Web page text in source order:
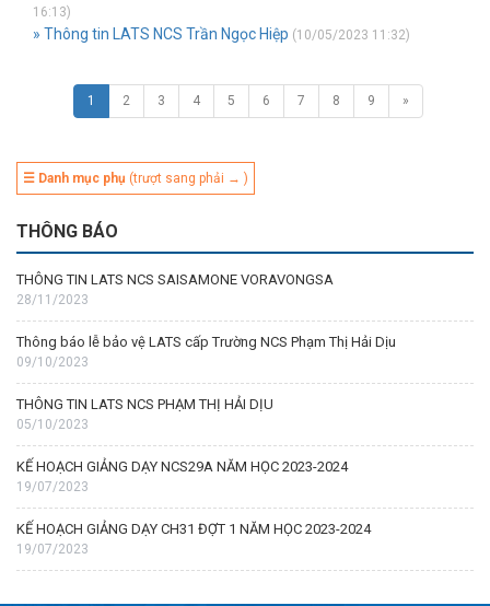
16:13)
» Thông tin LATS NCS Trần Ngọc Hiệp (10/05/2023 11:32)
1 2 3 4 5 6 7 8 9 »
☰ Danh mục phụ (trượt sang phải → )
THÔNG BÁO
THÔNG TIN LATS NCS SAISAMONE VORAVONGSA
28/11/2023
Thông báo lễ bảo vệ LATS cấp Trường NCS Phạm Thị Hải Dịu
09/10/2023
THÔNG TIN LATS NCS PHẠM THỊ HẢI DỊU
05/10/2023
KẾ HOẠCH GIẢNG DẠY NCS29A NĂM HỌC 2023-2024
19/07/2023
KẾ HOẠCH GIẢNG DẠY CH31 ĐỢT 1 NĂM HỌC 2023-2024
19/07/2023